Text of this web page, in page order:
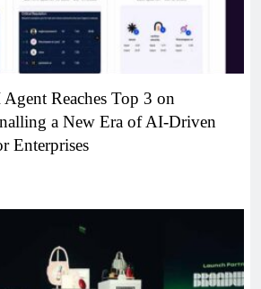
Reaches Top 3 on
a New Era of AI-Driven
Enterprises